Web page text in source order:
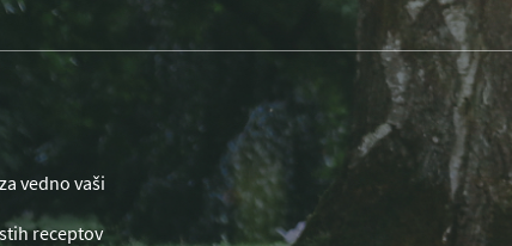
vedno vaši
receptov